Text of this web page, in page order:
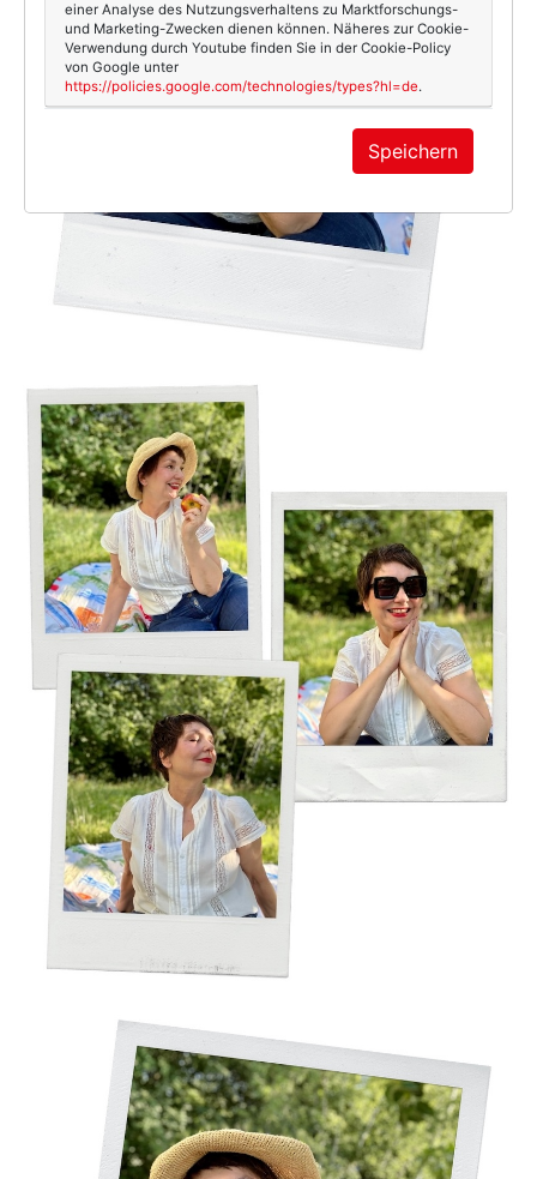
einer Analyse des Nutzungsverhaltens zu Marktforschungs-
und Marketing-Zwecken dienen können. Näheres zur Cookie-
Verwendung durch Youtube finden Sie in der Cookie-Policy
von Google unter
https://policies.google.com/technologies/types?hl=de.
Speichern